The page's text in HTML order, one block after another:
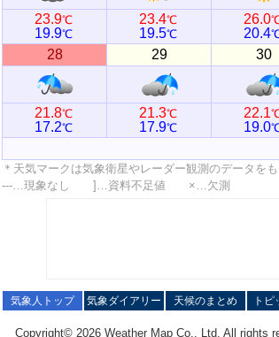
23.9℃
19.9℃
23.4℃
19.5℃
26.0
20.4
28 29 30
21.8℃
17.2℃
21.3℃
17.9℃
22.1
19.0
＊天気マークは気象衛星やレーダー観測のデータを
---…現象なし ]…資料不足値 ×…欠測
気象人トップ 気象ダイアリー 天候のまとめ トピ
Copyright© 2026 Weather Map Co., Ltd. All rights